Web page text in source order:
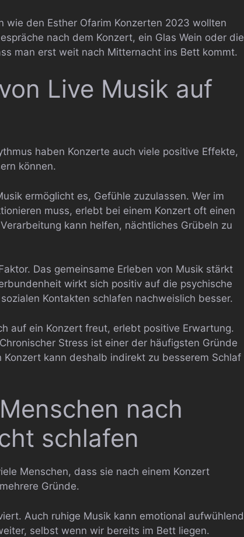
wie den Esther Ofarim Konzerten 2023 wollten
nach dem Konzert, ein Glas Wein oder die
man erst weit nach Mitternacht ins Bett kommt.
Live Musik auf
haben Konzerte auch viele positive Effekte,
können.
ermöglicht es, Gefühle zuzulassen. Wer im
muss, erlebt bei einem Konzert oft einen
kann helfen, nächtliches Grübeln zu
Das gemeinsame Erleben von Musik stärkt
wirkt sich positiv auf die psychische
Kontakten schlafen nachweislich besser.
auf ein Konzert freut, erlebt positive Erwartung.
Stress ist einer der häufigsten Gründe
kann deshalb indirekt zu besserem Schlaf
nach
schlafen
Menschen, dass sie nach einem Konzert
Gründe.
Auch ruhige Musik kann emotional aufwühlend
selbst wenn wir bereits im Bett liegen.